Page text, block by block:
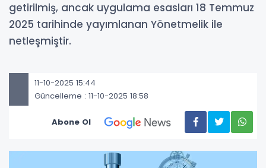
getirilmiş, ancak uygulama esasları 18 Temmuz
2025 tarihinde yayımlanan Yönetmelik ile
netleşmiştir.
11-10-2025 15:44
Güncelleme : 11-10-2025 18:58
Abone Ol